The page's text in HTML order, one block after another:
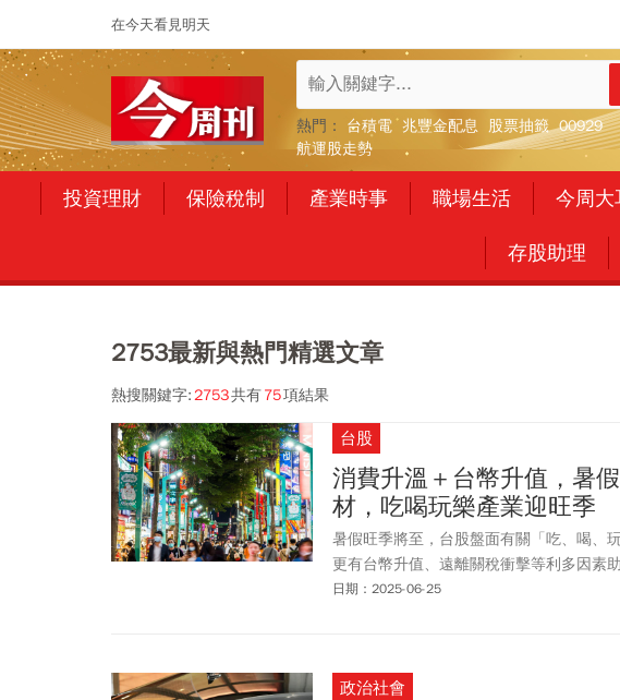
在今天看見明天
熱門： 台積電 兆豐金配息 股票抽籤 00929
航運股走勢
投資理財 保險稅制 產業時事 職場生活 今周大
存股助理
2753最新與熱門精選文章
熱搜關鍵字:2753共有75項結果
台股
消費升溫＋台幣升值，暑
材，吃喝玩樂產業迎旺季
暑假旺季將至，台股盤面有關「吃、喝、
更有台幣升值、遠離關稅衝擊等利多因素
日期：2025-06-25
政治社會